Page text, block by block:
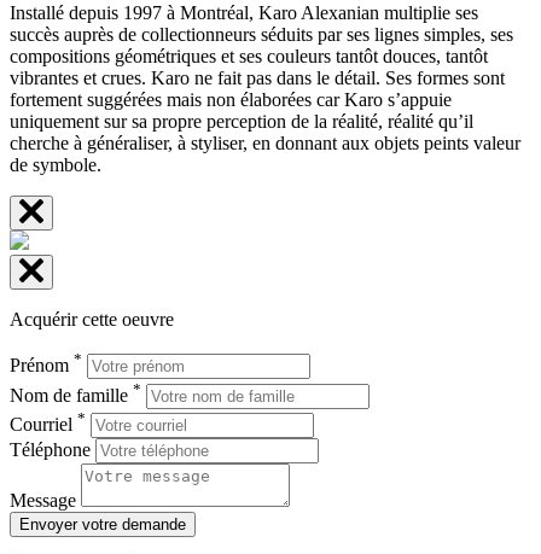
Installé depuis 1997 à Montréal, Karo Alexanian multiplie ses
succès auprès de collectionneurs séduits par ses lignes simples, ses
compositions géométriques et ses couleurs tantôt douces, tantôt
vibrantes et crues. Karo ne fait pas dans le détail. Ses formes sont
fortement suggérées mais non élaborées car Karo s’appuie
uniquement sur sa propre perception de la réalité, réalité qu’il
cherche à généraliser, à styliser, en donnant aux objets peints valeur
de symbole.
Acquérir cette oeuvre
Prénom *
Nom de famille *
Courriel *
Téléphone
Message
Envoyer votre demande